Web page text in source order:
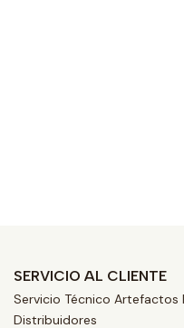
SERVICIO AL CLIENTE
Servicio Técnico Artefactos
Distribuidores